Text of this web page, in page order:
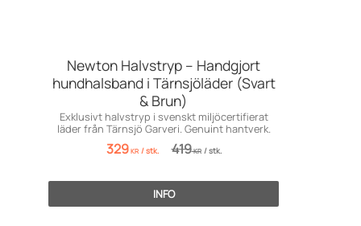
Newton Halvstryp – Handgjort
hundhalsband i Tärnsjöläder (Svart
& Brun)
Exklusivt halvstryp i svenskt miljöcertifierat
läder från Tärnsjö Garveri. Genuint hantverk.
329KR /stk. 419KR /stk.
INFO